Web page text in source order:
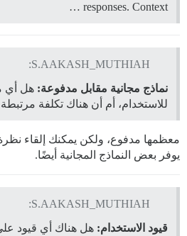
responses. Context …
S.AAKASH_MUTHIAH:
نماذج مجانية مقابل مدفوعة:
للاستخدام، أم أن هناك تكلفة
معظمها مدفوع، ولكن يمكنك إلقاء
يوفر بعض النماذج المجانية أيضًا.
S.AAKASH_MUTHIAH:
قيود الاستخدام: هل هناك أي قيود